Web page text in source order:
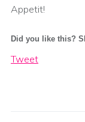
Appetit!
Did you like this?
Tweet